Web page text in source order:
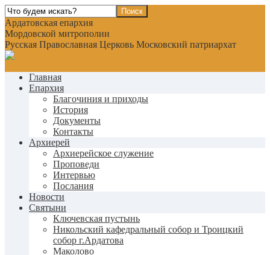
Ардатовская епархия
Мордовской митрополии
Русская Православная Церковь Московский патриархат
Главная
Епархия
Благочиния и приходы
История
Документы
Контакты
Архиерей
Архиерейское служение
Проповеди
Интервью
Послания
Новости
Святыни
Ключевская пустынь
Никольский кафедральный собор и Троицкий
собор г.Ардатова
Маколово